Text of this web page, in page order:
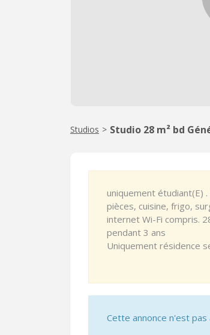
Studios > Studio 28 m² bd
uniquement étudiant(E)
pièces, cuisine, frigo,
internet Wi-Fi compris.
pendant 3 ans
Uniquement résidence
Cette annonce n'est